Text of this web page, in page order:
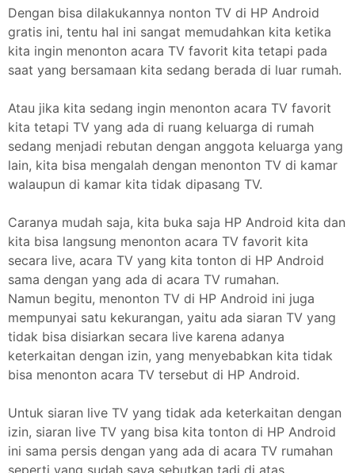
Dengan bisa dilakukannya nonton TV di HP Android
gratis ini, tentu hal ini sangat memudahkan kita ketika
kita ingin menonton acara TV favorit kita tetapi pada
saat yang bersamaan kita sedang berada di luar rumah.
Atau jika kita sedang ingin menonton acara TV favorit
kita tetapi TV yang ada di ruang keluarga di rumah
sedang menjadi rebutan dengan anggota keluarga yang
lain, kita bisa mengalah dengan menonton TV di kamar
walaupun di kamar kita tidak dipasang TV.
Caranya mudah saja, kita buka saja HP Android kita dan
kita bisa langsung menonton acara TV favorit kita
secara live, acara TV yang kita tonton di HP Android
sama dengan yang ada di acara TV rumahan.
Namun begitu, menonton TV di HP Android ini juga
mempunyai satu kekurangan, yaitu ada siaran TV yang
tidak bisa disiarkan secara live karena adanya
keterkaitan dengan izin, yang menyebabkan kita tidak
bisa menonton acara TV tersebut di HP Android.
Untuk siaran live TV yang tidak ada keterkaitan dengan
izin, siaran live TV yang bisa kita tonton di HP Android
ini sama persis dengan yang ada di acara TV rumahan
seperti yang sudah saya sebutkan tadi di atas.